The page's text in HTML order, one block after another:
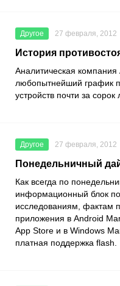
Другое 27 февраля, 2012
История
Аналитическая
любопытнейший график
устройств почти за
Другое 27 февраля, 2012
Понедельничный
Как всегда по
информационный блок
исследованиям, фактам
приложения в Android
App Store и в Windows
платная поддержка flash.